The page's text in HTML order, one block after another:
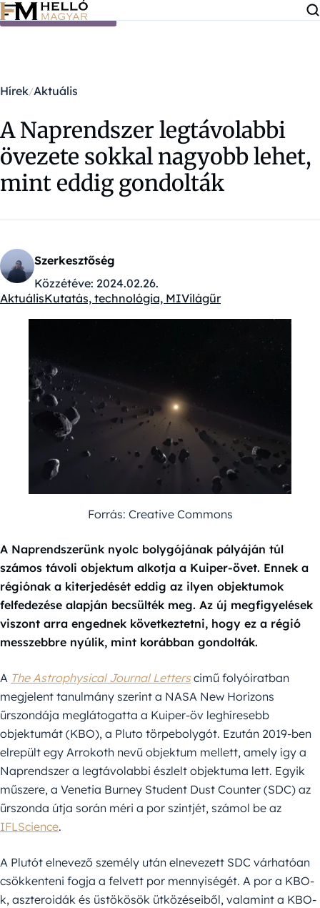
Ugrás a tartalomra
Hírek Aktuális
A Naprendszer legtávolabbi
övezete sokkal nagyobb lehet,
mint eddig gondolták
Szerkesztőség
Közzétéve: 2024.02.26.
Kategóriák:
AktuálisKutatás, technológia, MIVilágűr
Forrás: Creative Commons
A Naprendszerünk nyolc bolygójának pályáján túl
számos távoli objektum alkotja a Kuiper-övet. Ennek a
régiónak a kiterjedését eddig az ilyen objektumok
felfedezése alapján becsülték meg. Az új megfigyelések
viszont arra engednek következtetni, hogy ez a régió
messzebbre nyúlik, mint korábban gondolták.
A The Astrophysical Journal Letterscimű folyóiratban
megjelent tanulmány szerint a NASA New Horizons
űrszondája meglátogatta a Kuiper-öv leghíresebb
objektumát (KBO), a Pluto törpebolygót. Ezután 2019-ben
elrepült egy Arrokoth nevű objektum mellett, amely így a
Naprendszer a legtávolabbi észlelt objektuma lett. Egyik
műszere, a Venetia Burney Student Dust Counter (SDC) az
űrszonda útja során méri a por szintjét, számol be az
IFLScience.
A Plutót elnevező személy után elnevezett SDC várhatóan
csökkenteni fogja a felvett por mennyiségét. A por a KBO-
k, aszteroidák és üstökösök ütközéseiből, valamint a KBO-